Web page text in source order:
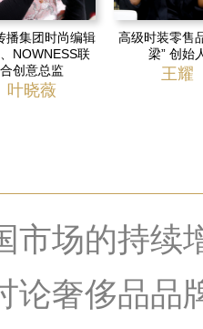
播集团时尚编辑
NOWNESS联
合创意总监
叶晓薇
高级时装零售
梁” 创始
王耀
市场的持续
论奢侈品品